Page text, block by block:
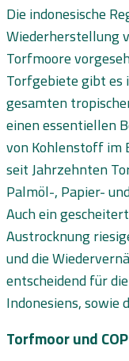
Die indonesische
Wiederherstellung
Torfmoore
Torfgebiete gibt es
gesamten
einen essentiellen
von Kohlenstoff im
seit Jahrzehnten
Palmöl-, Papier-
Auch ein
Austrocknung
und die
entscheidend für
Indonesiens, sowie
Torfmoor und